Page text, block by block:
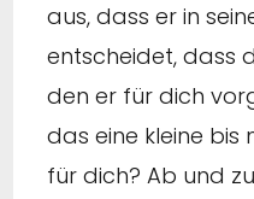
aus, dass er in
entscheidet, dass
den er für dich
das eine kleine
für dich? Ab und